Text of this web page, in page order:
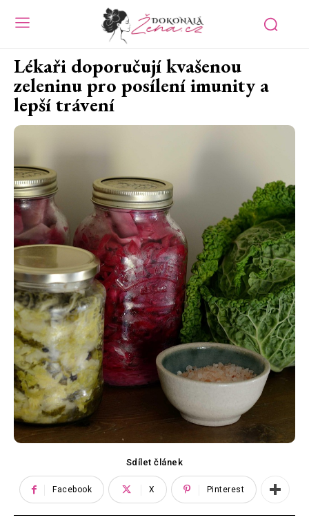
Lékaři doporučují kvašenou
zeleninu pro posílení imunity a
lepší trávení
Sdílet článek
Facebook X Pinterest